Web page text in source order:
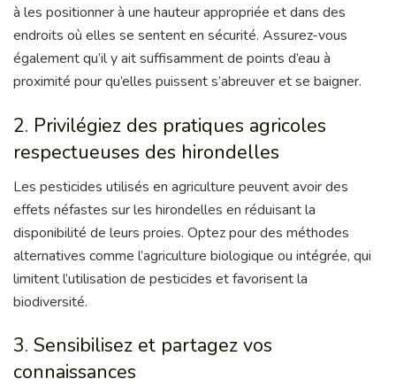
à les positionner à une hauteur appropriée et dans des
endroits où elles se sentent en sécurité. Assurez-vous
également qu’il y ait suffisamment de points d’eau à
proximité pour qu’elles puissent s’abreuver et se baigner.
2. Privilégiez des pratiques agricoles
respectueuses des hirondelles
Les pesticides utilisés en agriculture peuvent avoir des
effets néfastes sur les hirondelles en réduisant la
disponibilité de leurs proies. Optez pour des méthodes
alternatives comme l’agriculture biologique ou intégrée, qui
limitent l’utilisation de pesticides et favorisent la
biodiversité.
3. Sensibilisez et partagez vos
connaissances